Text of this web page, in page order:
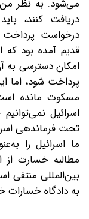
می‌شود. به نظر من
دریافت کنند،
درخواست پرداخت
قدیم آمده بود که
امکان دسترسی به
پرداخت شود، اما
مسکوت مانده
اسرائیل
تحت فرماندهی
ما اسرائیل را
مطالبه خسارت از
بین‌المللی منتفی
به دادگاه خسارات